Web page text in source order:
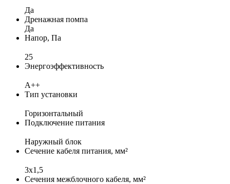
Да
Дренажная помпа
Да
Напор, Па
25
Энергоэффективность
A++
Тип установки
Горизонтальный
Подключение питания
Наружный блок
Сечение кабеля питания, мм²
3x1,5
Сечения межблочного кабеля, мм²